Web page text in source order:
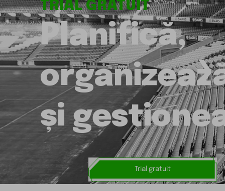
TRIAL GRATUIT
Planifică,
și
Trial gratuit
❯